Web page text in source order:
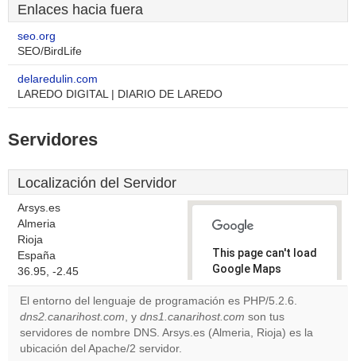
Enlaces hacia fuera
seo.org
SEO/BirdLife
delaredulin.com
LAREDO DIGITAL | DIARIO DE LAREDO
Servidores
Localización del Servidor
Arsys.es
Almeria
Rioja
España
36.95, -2.45
This page can't load
Google Maps
correctly.
Do you
own this
OK
El entorno del lenguaje de programación es PHP/5.2.6.
dns2.canarihost.com, y dns1.canarihost.com son tus
servidores de nombre DNS. Arsys.es (Almeria, Rioja) es la
ubicación del Apache/2 servidor.